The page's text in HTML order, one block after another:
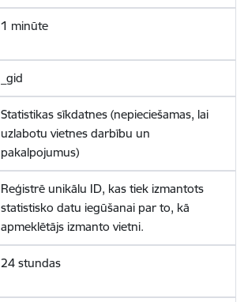
1 minūte
_gid
Statistikas sīkdatnes (nepieciešamas, lai
uzlabotu vietnes darbību un
pakalpojumus)
Reģistrē unikālu ID, kas tiek izmantots
statistisko datu iegūšanai par to, kā
apmeklētājs izmanto vietni.
24 stundas